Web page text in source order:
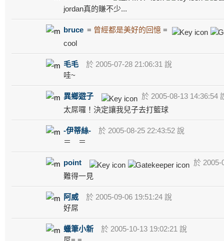
jordan真的賺不少...
bruce = 曾經都是美好的回憶 =
cool
毛毛
於 2005-07-28 21:06:31 說
哇~
異鄉遊子
於 2005-08-13 14:36:54
太屌囉！決定讓我兒子去打籃球
-伊蒂絲-
於 2005-08-25 22:43:52 說
＝ ＝
point
於 2005-
難得一見
阿威
於 2005-09-06 19:51:24 說
好屌
蠟筆小新
於 2005-10-13 19:02:21 說